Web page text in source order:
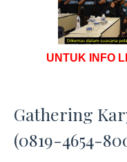
UNTUK INFO
Gathering
(0819-4654-